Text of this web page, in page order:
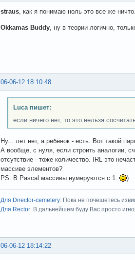
straus, как я понимаю ноль это все же
Okkamas Buddy, ну в теории логично,
06-06-12 18:10:48
Luca пишет:
если ничего нет, то это нельзя сосчитать.
Ну... лет нет, а ребёнок - есть. Вот такой
А вообще, с нуля, если строить аналогии,
отсутствие - тоже количество. IRL это
массиве элементов?
PS: В Pascal массивы нумеруются с 1.
)
Для Director-cemetery: Пока не почешетесь
Для Rector: В дальнейшем буду Вас просто
06-06-12 18:14:22